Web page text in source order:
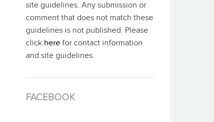
site guidelines. Any submission or
comment that does not match these
guidelines is not published. Please
click here for contact information
and site guidelines.
FACEBOOK